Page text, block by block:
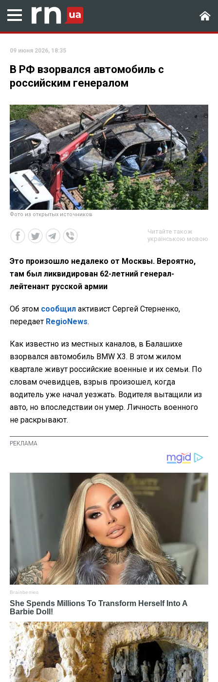
09 июня 2026, 18:35
В РФ взорвался автомобиль с
российским генералом
Фото из открытых источников
Читайте також
українською мовою
Это произошло недалеко от Москвы. Вероятно,
там был ликвидирован 62-летний генерал-
лейтенант русской армии
Об этом сообщил активист Сергей Стерненко,
передает RegioNews.
Как известно из местных каналов, в Балашихе
взорвался автомобиль BMW X3. В этом жилом
квартале живут российские военные и их семьи. По
словам очевидцев, взрыв произошел, когда
водитель уже начал уезжать. Водителя вытащили из
авто, но впоследствии он умер. Личность военного
не раскрывают.